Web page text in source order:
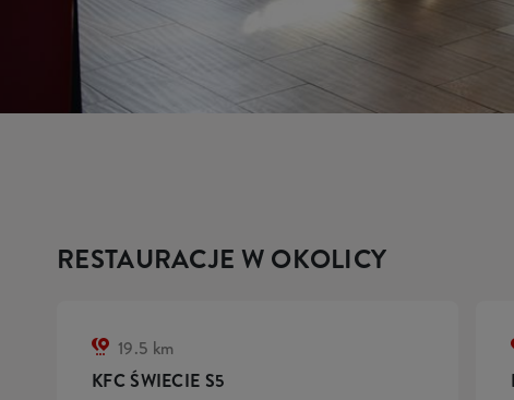
RESTAURACJE W OKOLICY
KFC ŚWIECIE S5
19.5 km